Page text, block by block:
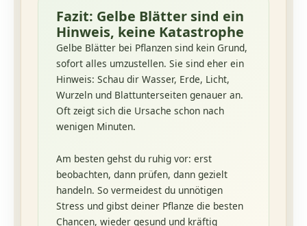
Fazit: Gelbe Blätter sind ein
Hinweis, keine Katastrophe
Gelbe Blätter bei Pflanzen sind kein Grund,
sofort alles umzustellen. Sie sind eher ein
Hinweis: Schau dir Wasser, Erde, Licht,
Wurzeln und Blattunterseiten genauer an.
Oft zeigt sich die Ursache schon nach
wenigen Minuten.
Am besten gehst du ruhig vor: erst
beobachten, dann prüfen, dann gezielt
handeln. So vermeidest du unnötigen
Stress und gibst deiner Pflanze die besten
Chancen, wieder gesund und kräftig